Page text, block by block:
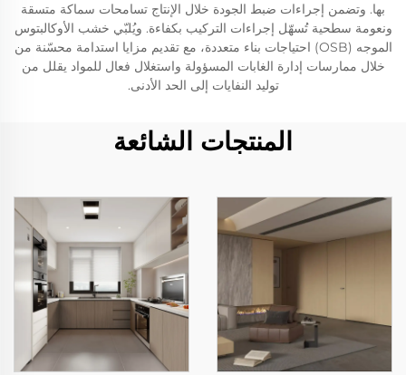
بها. وتضمن إجراءات ضبط الجودة خلال الإنتاج تسامحات سماكة متسقة
ونعومة سطحية تُسهّل إجراءات التركيب بكفاءة. ويُلبّي خشب الأوكالبتوس
الموجه (OSB) احتياجات بناء متعددة، مع تقديم مزايا استدامة محسّنة من
خلال ممارسات إدارة الغابات المسؤولة واستغلال فعال للمواد يقلل من
توليد النفايات إلى الحد الأدنى.
المنتجات الشائعة